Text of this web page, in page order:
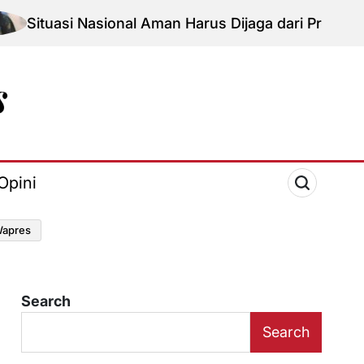
Aman Harus Dijaga dari Provokasi Jelang
Search
Search